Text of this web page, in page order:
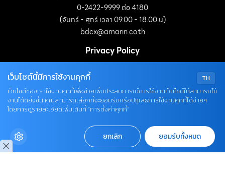
0-2422-9999 ต่อ 4180
(จันทร์ - ศุกร์ เวลา 09.00 - 18.00 น)
bdcx@amarin.co.th
Privacy Policy
OUR SOCIALS
TH
เว็บไซต์นี้มีการใช้งานคุกกี้
เว็บไซต์ของเราใช้งานคุกกี้เพื่อช่วยเพิ่มประสบการณ์การใช้งานเว็บไซต์ให้สามารถใช้
งานได้ดียิ่งขึ้น คุณสามารถเลือกที่จะยอมรับหรือปฏิเสธการใช้งานคุกกี้ได้ง่ายๆ
โดยการดูรายละเอียดเพิ่มเติมที่ “การตั้งค่าคุกกี้”
ยกเลิก ยอมรับทั้งหมด